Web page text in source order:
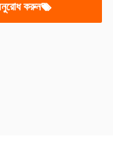
করুন